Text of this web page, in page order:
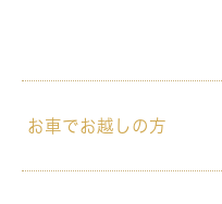
お車でお越しの方